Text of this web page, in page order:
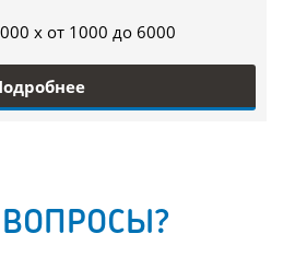
x от 1000 до 6000